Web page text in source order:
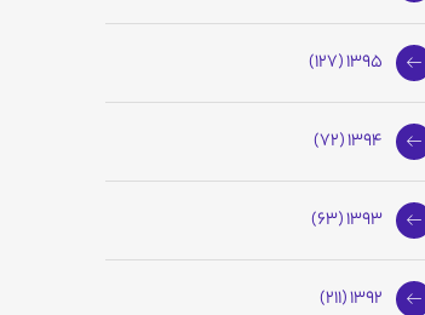
1395 (127)
1394 (72)
1393 (63)
1392 (211)